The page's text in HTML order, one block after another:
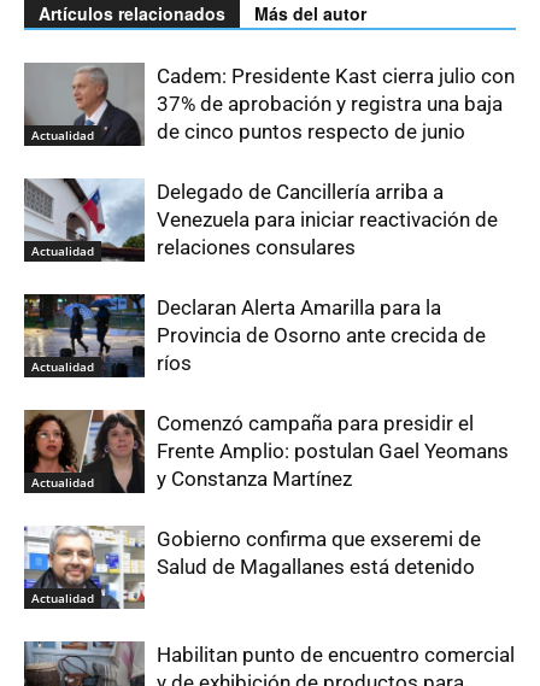
Artículos relacionados Más del autor
Actualidad
Cadem: Presidente Kast cierra julio con
37% de aprobación y registra una baja
de cinco puntos respecto de junio
Actualidad
Delegado de Cancillería arriba a
Venezuela para iniciar reactivación de
relaciones consulares
Actualidad
Declaran Alerta Amarilla para la
Provincia de Osorno ante crecida de
ríos
Actualidad
Comenzó campaña para presidir el
Frente Amplio: postulan Gael Yeomans
y Constanza Martínez
Actualidad
Gobierno confirma que exseremi de
Salud de Magallanes está detenido
Habilitan punto de encuentro comercial